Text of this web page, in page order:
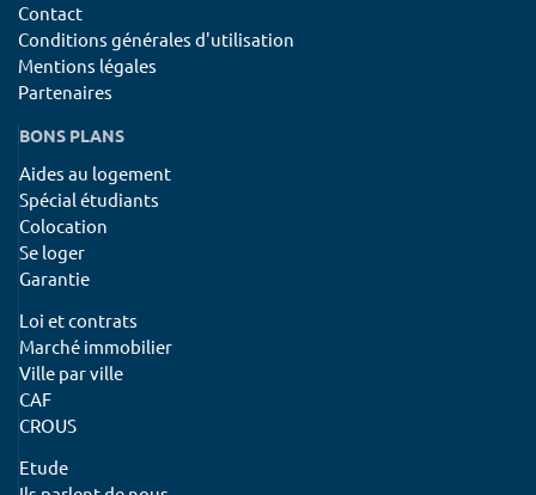
Contact
Conditions générales d'utilisation
Mentions légales
Partenaires
BONS PLANS
Aides au logement
Spécial étudiants
Colocation
Se loger
Garantie
Loi et contrats
Marché immobilier
Ville par ville
CAF
CROUS
Etude